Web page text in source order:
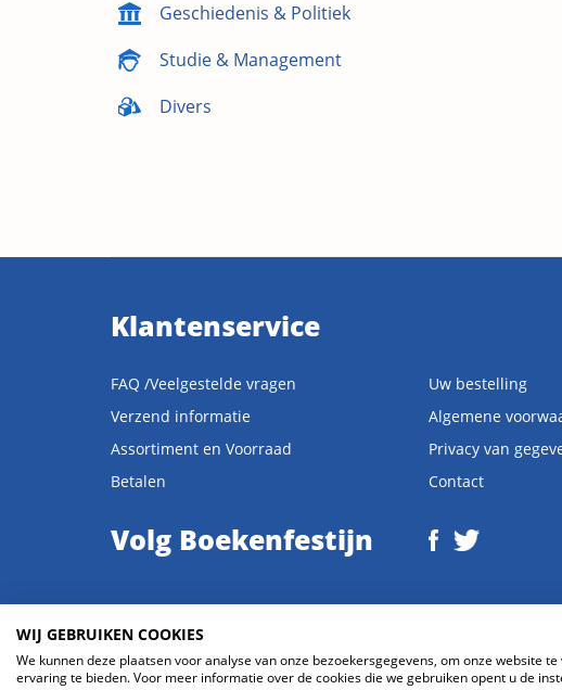
Geschiedenis & Politiek
Studie & Management
Divers
Klantenservice
FAQ /Veelgestelde vragen
Verzend informatie
Assortiment en Voorraad
Betalen
Uw bestelling
Algemene
Privacy van
Contact
Volg Boekenfestijn
© 2026 Boekenfestijn.com | website door
WIJ GEBRUIKEN COOKIES
We kunnen deze plaatsen voor analyse van onze bezoekersgegevens, om onze website
ervaring te bieden. Voor meer informatie over de cookies die we gebruiken opent u de